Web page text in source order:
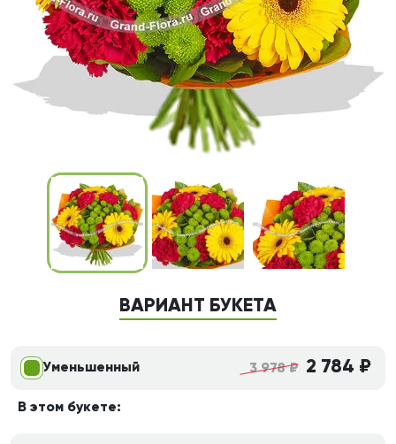
ВАРИАНТ БУКЕТА
Уменьшенный 3 978 ₽ 2 784 ₽
В этом букете: